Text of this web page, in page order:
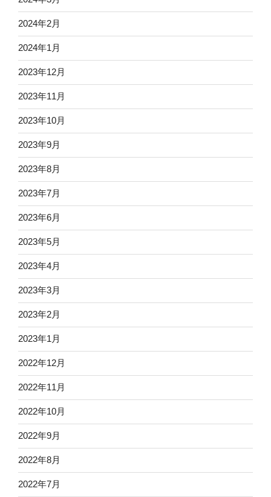
2024年2月
2024年1月
2023年12月
2023年11月
2023年10月
2023年9月
2023年8月
2023年7月
2023年6月
2023年5月
2023年4月
2023年3月
2023年2月
2023年1月
2022年12月
2022年11月
2022年10月
2022年9月
2022年8月
2022年7月